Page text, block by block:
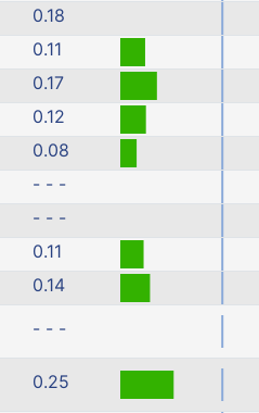
0.18
0.11
0.17
0.12
0.08
- - -
- - -
0.11
0.14
- - -
0.25